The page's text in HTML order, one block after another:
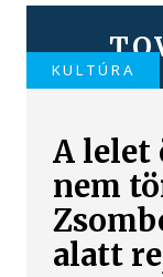
KULTÚRA
A lelet
nem
alatt